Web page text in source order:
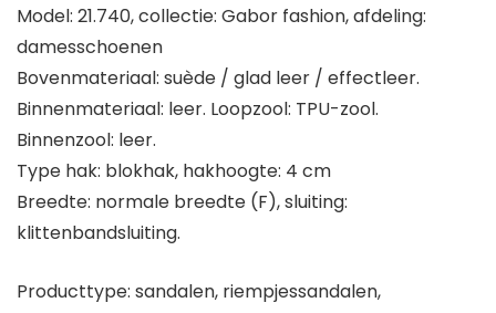
Model: 21.740, collectie: Gabor fashion, afdeling:
damesschoenen
Bovenmateriaal: suède / glad leer / effectleer.
Binnenmateriaal: leer. Loopzool: TPU-zool.
Binnenzool: leer.
Type hak: blokhak, hakhoogte: 4 cm
Breedte: normale breedte (F), sluiting:
klittenbandsluiting.
Producttype: sandalen, riempjessandalen,